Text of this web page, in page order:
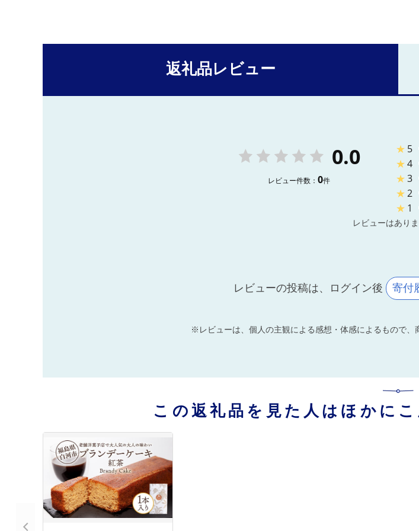
返礼品レビュー
0.0
レビュー件数： 0件
★ 5
★4
★3
★2
★ 1
レビューはありま
レビューの投稿は、ログイン後 寄付
※レビューは、個人の主観による感想・体感によるもので、
この返礼品を見た人はほかに